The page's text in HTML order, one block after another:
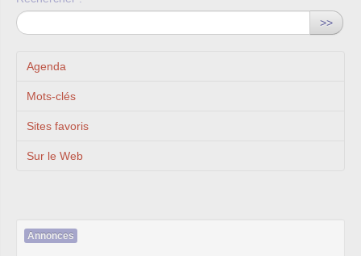
>>
Agenda
Mots-clés
Sites favoris
Sur le Web
Annonces